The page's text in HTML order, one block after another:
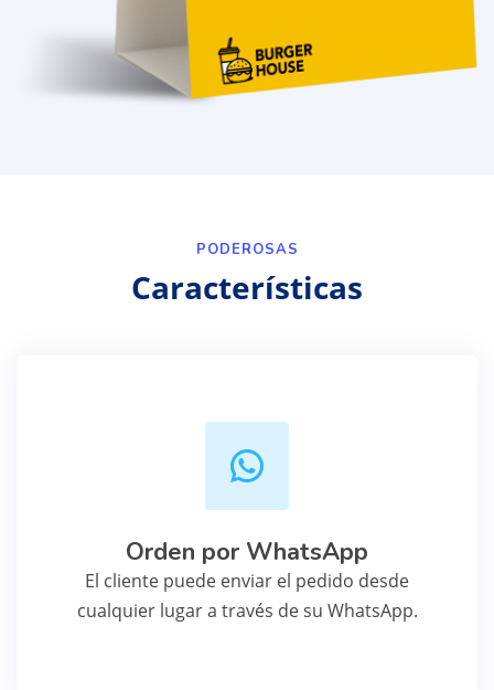
PODEROSAS
Características
Orden por WhatsApp
El cliente puede enviar el pedido desde
cualquier lugar a través de su WhatsApp.